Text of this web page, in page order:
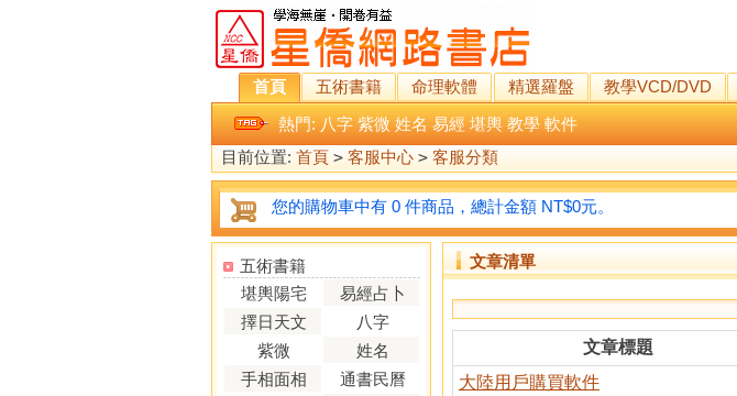
首頁 五術書籍 命理軟體 精選羅盤 教學VCD/DVD
熱門: 八字 紫微 姓名 易經 堪輿 教學 軟件
目前位置: 首頁 > 客服中心 > 客服分類
您的購物車中有 0 件商品，總計金額 NT$0元。
五術書籍
堪輿陽宅
易經占卜
擇日天文
八字
紫微
姓名
手相面相
通書民曆
文章清單
文章標題
大陸用戶購買軟件